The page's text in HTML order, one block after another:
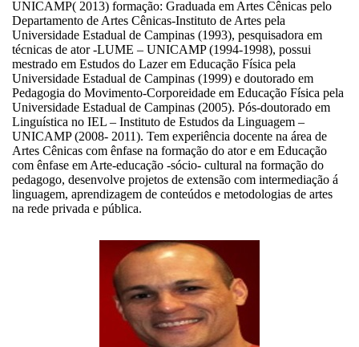
UNICAMP( 2013) formação: Graduada em Artes Cênicas pelo
Departamento de Artes Cênicas-Instituto de Artes pela
Universidade Estadual de Campinas (1993), pesquisadora em
técnicas de ator -LUME – UNICAMP (1994-1998), possui
mestrado em Estudos do Lazer em Educação Física pela
Universidade Estadual de Campinas (1999) e doutorado em
Pedagogia do Movimento-Corporeidade em Educação Física pela
Universidade Estadual de Campinas (2005). Pós-doutorado em
Linguística no IEL – Instituto de Estudos da Linguagem –
UNICAMP (2008- 2011). Tem experiência docente na área de
Artes Cênicas com ênfase na formação do ator e em Educação
com ênfase em Arte-educação -sócio- cultural na formação do
pedagogo, desenvolve projetos de extensão com intermediação á
linguagem, aprendizagem de conteúdos e metodologias de artes
na rede privada e pública.